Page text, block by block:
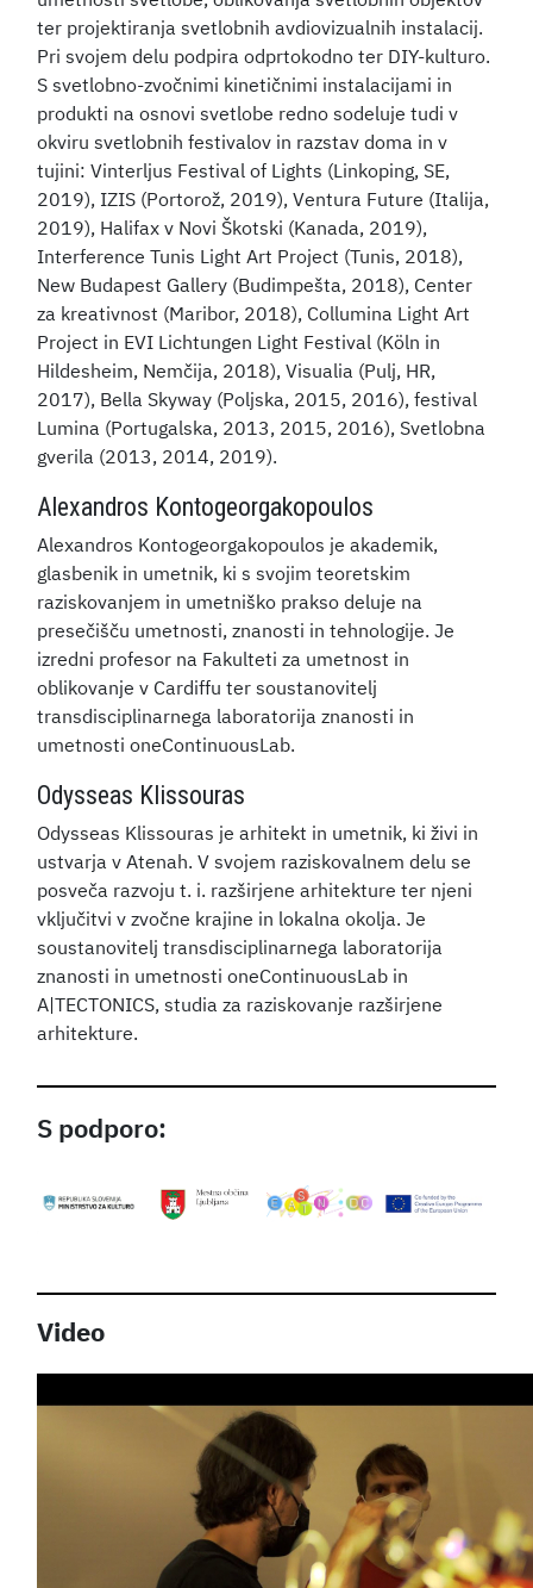
Video
ter projektiranja svetlobnih avdiovizualnih instalacij.
Pri svojem delu podpira odprtokodno ter DIY-kulturo.
S svetlobno-zvočnimi kinetičnimi instalacijami in
produkti na osnovi svetlobe redno sodeluje tudi v
okviru svetlobnih festivalov in razstav doma in v
tujini: Vinterljus Festival of Lights (Linkoping, SE,
2019), IZIS (Portorož, 2019), Ventura Future (Italija,
2019), Halifax v Novi Škotski (Kanada, 2019),
Interference Tunis Light Art Project (Tunis, 2018),
New Budapest Gallery (Budimpešta, 2018), Center
za kreativnost (Maribor, 2018), Collumina Light Art
Project in EVI Lichtungen Light Festival (Köln in
Hildesheim, Nemčija, 2018), Visualia (Pulj, HR,
2017), Bella Skyway (Poljska, 2015, 2016), festival
Lumina (Portugalska, 2013, 2015, 2016), Svetlobna
gverila (2013, 2014, 2019).
Alexandros Kontogeorgakopoulos
Alexandros Kontogeorgakopoulos je akademik,
glasbenik in umetnik, ki s svojim teoretskim
raziskovanjem in umetniško prakso deluje na
presečišču umetnosti, znanosti in tehnologije. Je
izredni profesor na Fakulteti za umetnost in
oblikovanje v Cardiffu ter soustanovitelj
transdisciplinarnega laboratorija znanosti in
umetnosti oneContinuousLab​.
Odysseas Klissouras
Odysseas Klissouras je arhitekt in umetnik, ki živi in
ustvarja v Atenah. V svojem raziskovalnem delu se
posveča razvoju t. i. razširjene arhitekture ter njeni
vključitvi v zvočne krajine in lokalna okolja. Je
soustanovitelj transdisciplinarnega laboratorija
znanosti in umetnosti oneContinuousLab​ in
A|TECTONICS, studia za raziskovanje razširjene
arhitekture.
S podporo: